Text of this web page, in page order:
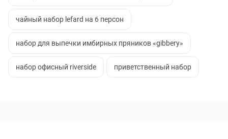
чайный набор lefard на 6 персон
набор для выпечки имбирных пряников «gibbery»
набор офисный riverside приветственный набор